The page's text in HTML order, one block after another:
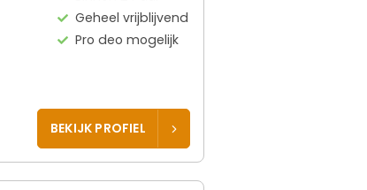
Geheel vrijblijvend
Pro deo mogelijk
BEKIJK PROFIEL